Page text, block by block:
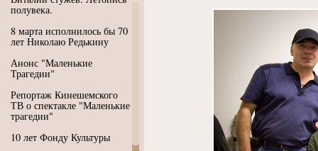
полувека.
8 марта исполнилось бы 70
лет Николаю Редькину
Анонс "Маленькие
Трагедии"
Репортаж Кинешемского
ТВ о спектакле "Маленькие
трагедии"
10 лет Фонду Культуры